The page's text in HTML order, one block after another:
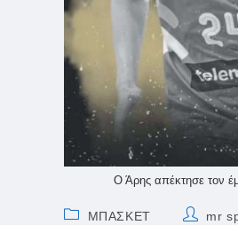
Ο Άρης απέκτησε τον
PostΜΠΑΣΚΕΤ
Postmr